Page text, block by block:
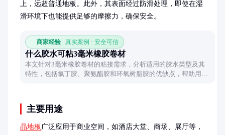
上，远超普通地板。此外，其表面经过防滑处理，即使在湿
滑环境下也能提供足够的摩擦力，确保安全。
商家经验 真实案例 · 安全可信
什么胶水可粘3毫米橡胶卷材
本文针对3毫米橡胶卷材的粘接需求，分析适用的胶水类型及其
特性，包括氯丁胶、聚氨酯胶和环氧树脂胶的优缺点，帮助用户
主要用途
晶地板 广泛应用于商业空间，如酒店大堂、商场、展厅等，